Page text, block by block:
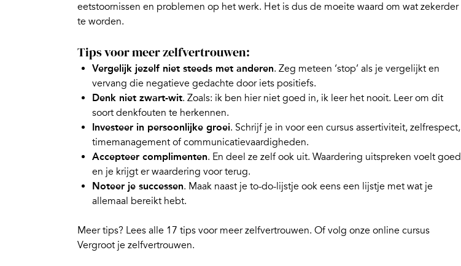
eetstoornissen en problemen op het werk. Het is dus de moeite waard om wat zekerder
te worden.
Tips voor meer zelfvertrouwen:
Vergelijk jezelf niet steeds met anderen. Zeg meteen ‘stop’ als je vergelijkt en
vervang die negatieve gedachte door iets positiefs.
Denk niet zwart-wit. Zoals: ik ben hier niet goed in, ik leer het nooit. Leer om dit
soort denkfouten te herkennen.
Investeer in persoonlijke groei. Schrijf je in voor een cursus assertiviteit, zelfrespect,
timemanagement of communicatievaardigheden.
Accepteer complimenten. En deel ze zelf ook uit. Waardering uitspreken voelt goed
en je krijgt er waardering voor terug.
Noteer je successen. Maak naast je to-do-lijstje ook eens een lijstje met wat je
allemaal bereikt hebt.
Meer tips? Lees alle 17 tips voor meer zelfvertrouwen. Of volg onze online cursus
Vergroot je zelfvertrouwen.